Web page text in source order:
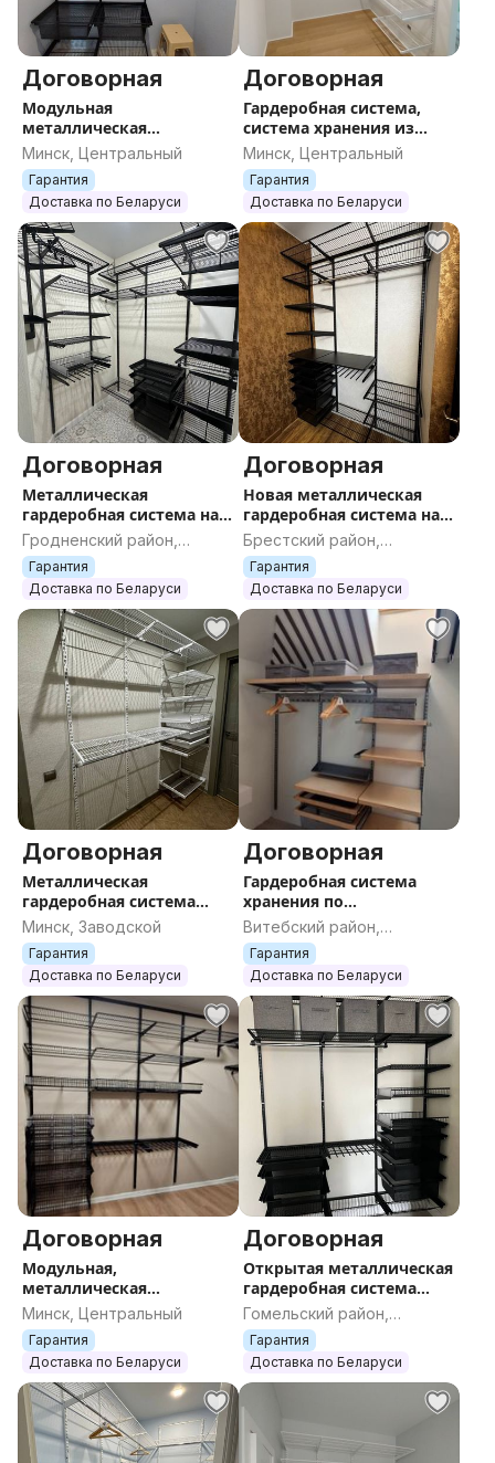
Договорная
Модульная
металлическая
гардеробная система
хранения на заказ, по
Вашим размерам, аналог
шкафа
Минск, Центральный
Гарантия
Доставка по Беларуси
Договорная
Гардеробная система,
система хранения из
металла Титан-GS по
Вашим размерам, аналог
шкафа
Минск, Центральный
Гарантия
Доставка по Беларуси
Договорная
Металлическая
гардеробная система на
заказ, по Вашим
размерам от
производителя, аналог
шкафа
Гродненский район,
Гродненская область
Гарантия
Доставка по Беларуси
Договорная
Новая металлическая
гардеробная система на
заказ, по
индивидуальным
размерам Титан-ГС
Брестский район,
Брестская область
Гарантия
Доставка по Беларуси
Договорная
Металлическая
гардеробная система
хранения Титан-ГС, по
индивидуальным
размерам, на заказ, под
заказ
Минск, Заводской
Гарантия
Доставка по Беларуси
Договорная
Гардеробная система
хранения по
индивидуальным
размерам на заказ,
Титан-GS, система
хранения
Витебский район,
Витебская область
Гарантия
Доставка по Беларуси
Договорная
Модульная,
металлическая
гардеробная система по
Вашим размерам под
заказ, на заказ, аналог
шкафа
Минск, Центральный
Гарантия
Доставка по Беларуси
Договорная
Открытая металлическая
гардеробная система
шкаф купе от бренда
Титан-GS по
индивидуальному
проекту
Гомельский район,
Гомельская область
Гарантия
Доставка по Беларуси